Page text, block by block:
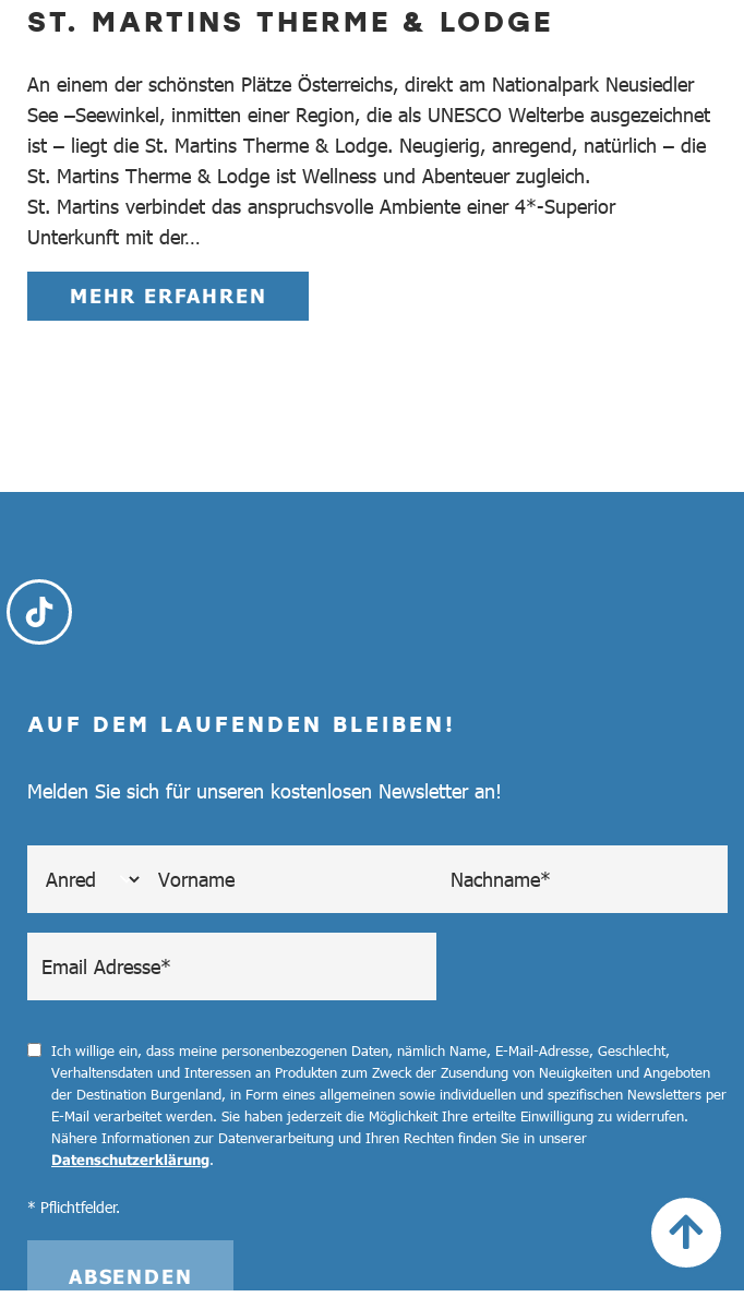
ST. MARTINS THERME & LODGE
An einem der schönsten Plätze Österreichs, direkt am Nationalpark Neusiedler
See –Seewinkel, inmitten einer Region, die als UNESCO Welterbe ausgezeichnet
ist – liegt die St. Martins Therme & Lodge. Neugierig, anregend, natürlich – die
St. Martins Therme & Lodge ist Wellness und Abenteuer zugleich.
St. Martins verbindet das anspruchsvolle Ambiente einer 4*-Superior
Unterkunft mit der…
MEHR ERFAHREN
AUF DEM LAUFENDEN BLEIBEN!
Melden Sie sich für unseren kostenlosen Newsletter an!
Ich willige ein, dass meine personenbezogenen Daten, nämlich Name, E-Mail-Adresse, Geschlecht,
Verhaltensdaten und Interessen an Produkten zum Zweck der Zusendung von Neuigkeiten und Angeboten
der Destination Burgenland, in Form eines allgemeinen sowie individuellen und spezifischen Newsletters per
E-Mail verarbeitet werden. Sie haben jederzeit die Möglichkeit Ihre erteilte Einwilligung zu widerrufen.
Nähere Informationen zur Datenverarbeitung und Ihren Rechten finden Sie in unserer
Datenschutzerklärung.
* Pflichtfelder.
ABSENDEN